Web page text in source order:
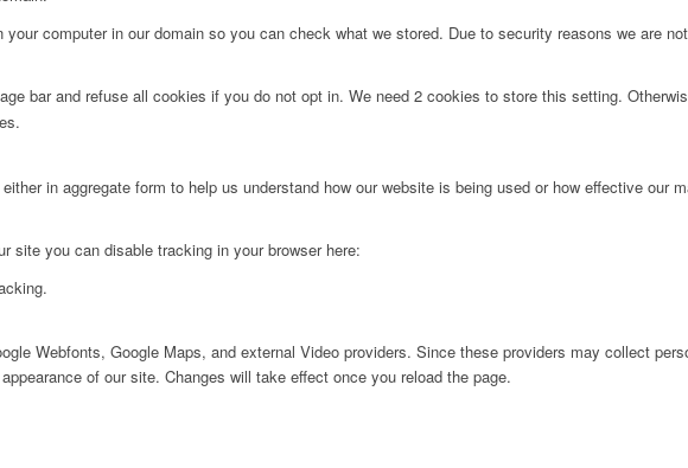
computer in our domain so you can check what we stored. Due to security reasons we are
bar and refuse all cookies if you do not opt in. We need 2 cookies to store this setting.
in aggregate form to help us understand how our website is being used or how effective
site you can disable tracking in your browser here:
Webfonts, Google Maps, and external Video providers. Since these providers may collect
of our site. Changes will take effect once you reload the page.